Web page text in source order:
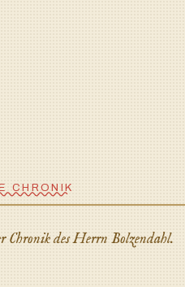
CHRONIK
Chronik des Herrn Bolzendahl.